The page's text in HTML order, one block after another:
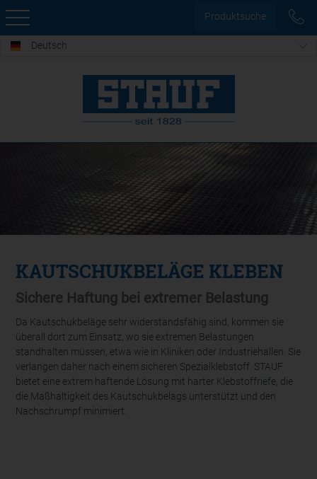
Produktsuche
Deutsch
KAUTSCHUKBELÄGE KLEBEN
Sichere Haftung bei extremer Belastung
Da Kautschukbeläge sehr widerstandsfähig sind, kommen sie
überall dort zum Einsatz, wo sie extremen Belastungen
standhalten müssen, etwa wie in Kliniken oder Industriehallen. Sie
verlangen daher nach einem sicheren Spezialklebstoff. STAUF
bietet eine extrem haftende Lösung mit harter Klebstoffriefe, die
die Maßhaltigkeit des Kautschukbelags unterstützt und den
Nachschrumpf minimiert.